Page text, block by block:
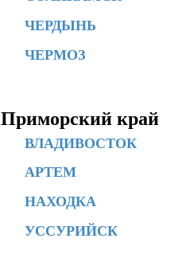
ЧЕРДЫНЬ
ЧЕРМОЗ
Приморский край
ВЛАДИВОСТОК
АРТЕМ
НАХОДКА
УССУРИЙСК